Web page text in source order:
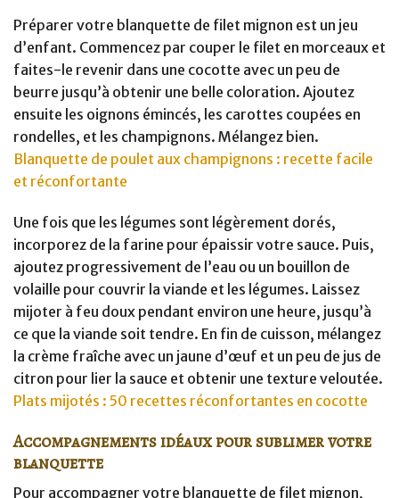
Préparer votre blanquette de filet mignon est un jeu
d’enfant. Commencez par couper le filet en morceaux et
faites-le revenir dans une cocotte avec un peu de
beurre jusqu’à obtenir une belle coloration. Ajoutez
ensuite les oignons émincés, les carottes coupées en
rondelles, et les champignons. Mélangez bien.
Blanquette de poulet aux champignons : recette facile
et réconfortante
Une fois que les légumes sont légèrement dorés,
incorporez de la farine pour épaissir votre sauce. Puis,
ajoutez progressivement de l’eau ou un bouillon de
volaille pour couvrir la viande et les légumes. Laissez
mijoter à feu doux pendant environ une heure, jusqu’à
ce que la viande soit tendre. En fin de cuisson, mélangez
la crème fraîche avec un jaune d’œuf et un peu de jus de
citron pour lier la sauce et obtenir une texture veloutée.
Plats mijotés : 50 recettes réconfortantes en cocotte
Accompagnements idéaux pour sublimer votre
blanquette
Pour accompagner votre blanquette de filet mignon,